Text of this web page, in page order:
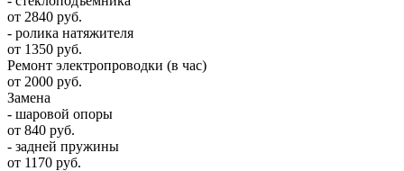
от 2840 руб.
- ролика натяжителя
от 1350 руб.
Ремонт электропроводки (в час)
от 2000 руб.
Замена
- шаровой опоры
от 840 руб.
- задней пружины
от 1170 руб.